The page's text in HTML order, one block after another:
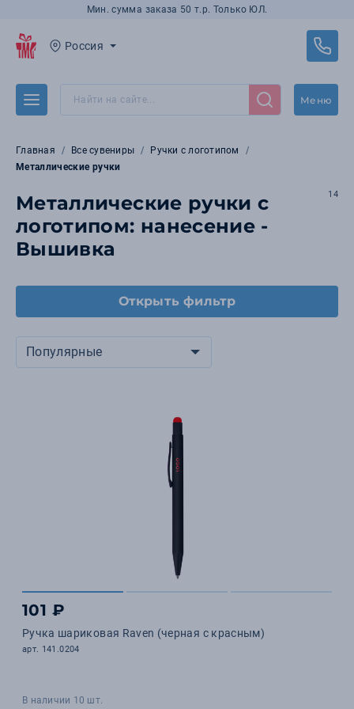
Мин. сумма заказа 50 т.р. Только ЮЛ.
Россия
Меню
Главная Все сувениры
Ручки с логотипом
Металлические ручки
Металлические ручки с
логотипом: нанесение -
Вышивка
14
Открыть фильтр
Популярные
101 ₽
Ручка шариковая Raven (черная с красным)
арт. 141.0204
В наличии 10 шт.